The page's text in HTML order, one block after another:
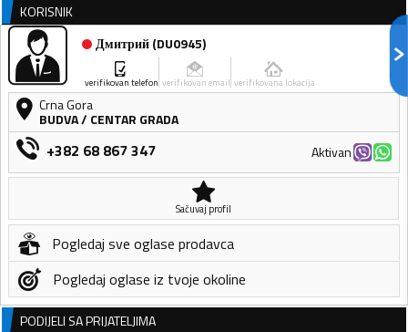
KORISNIK
Дмитрий(DU0945)
verifikovan telefon verifikovan email verifikovana lokacija
Crna Gora
BUDVA/ CENTAR GRADA
+382 68 867 347 Aktivan
Sačuvaj profil
Pogledaj sve oglase prodavca
Pogledaj oglase iz tvoje okoline
PODIJELI SA PRIJATELJIMA